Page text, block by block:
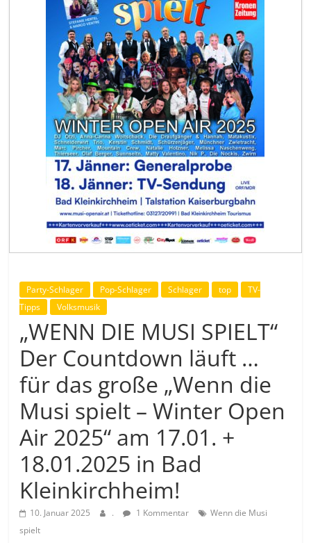
Party-Schlager Pop-Schlager Schlager top
TV-
Tipps
Volksmusik
„WENN DIE MUSI SPIELT“
Der Countdown läuft …
für das große „Wenn die
Musi spielt – Winter Open
Air 2025“ am 17.01. +
18.01.2025 in Bad
Kleinkirchheim!
10. Januar 2025 . 1 Kommentar
Wenn die Musi
spielt